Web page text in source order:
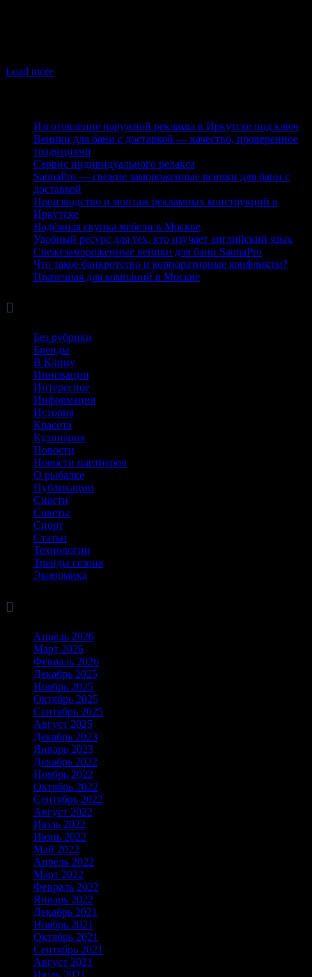
Load more
Изготовление наружной рекламы в Иркутске под ключ
Веники для бани с доставкой — качество, проверенное
традициями
Сервис индивидуального релакса
SaunaPro — свежие замороженные веники для бани с
доставкой
Производство и монтаж рекламных конструкций в
Иркутске
Надёжная скупка мебели в Москве
Удобный ресурс для тех, кто изучает английский язык
Свежезамороженные веники для бани SaunaPro
Что такое банкротство и корпоративные конфликты?
Прачечная для компаний в Москве

Без рубрики
Бренды
В Клину
Инновации
Интересное
Информация
История
Красота
Кулинария
Новости
Новости партнеров
О рыбалке
Публикации
Снасти
Советы
Спорт
Статьи
Технологии
Тренды сезона
Экономика

Апрель 2026
Март 2026
Февраль 2026
Декабрь 2025
Ноябрь 2025
Октябрь 2025
Сентябрь 2025
Август 2025
Декабрь 2023
Январь 2023
Декабрь 2022
Ноябрь 2022
Октябрь 2022
Сентябрь 2022
Август 2022
Июль 2022
Июнь 2022
Май 2022
Апрель 2022
Март 2022
Февраль 2022
Январь 2022
Декабрь 2021
Ноябрь 2021
Октябрь 2021
Сентябрь 2021
Август 2021
Июль 2021